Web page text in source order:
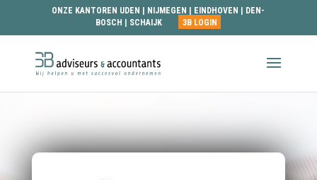
ONZE KANTOREN UDEN NIJMEGEN EINDHOVEN
DEN-
BOSCH
SCHAIJK 3B LOGIN